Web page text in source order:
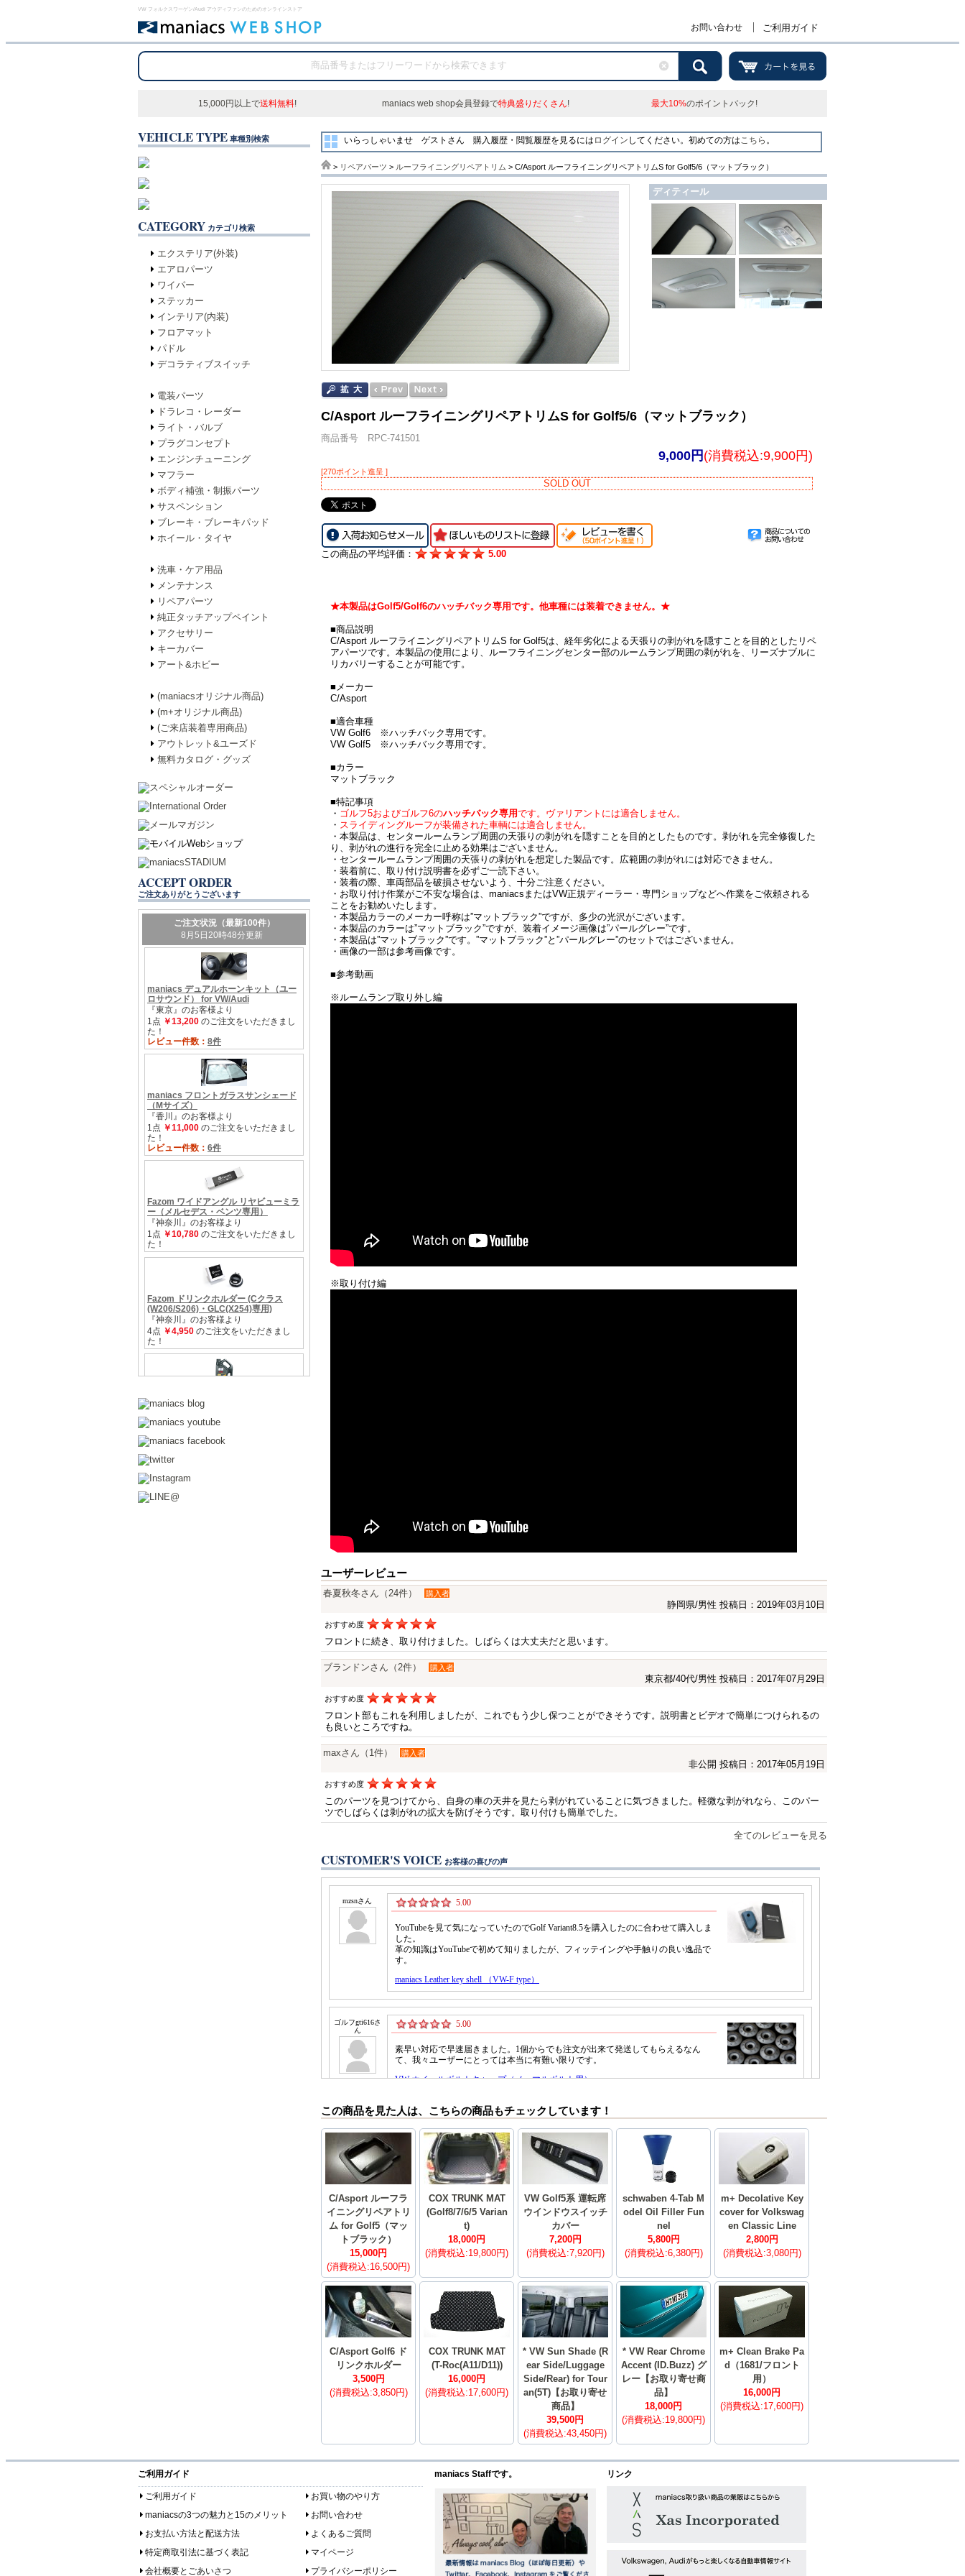
VW フォルクスワーゲン/Audi アウディファンのためのオンラインストア
お問い合わせ ご利用ガイド
15,000円以上で送料無料! maniacs web shop会員登録で特典盛りだくさん! 最大10%のポイントバック!
VEHICLE TYPE 車種別検索
CATEGORY カテゴリ検索
エクステリア(外装)
エアロパーツ
ワイパー
ステッカー
インテリア(内装)
フロアマット
パドル
デコラティブスイッチ
電装パーツ
ドラレコ・レーダー
ライト・バルブ
プラグコンセプト
エンジンチューニング
マフラー
ボディ補強・制振パーツ
サスペンション
ブレーキ・ブレーキパッド
ホイール・タイヤ
洗車・ケア用品
メンテナンス
リペアパーツ
純正タッチアップペイント
アクセサリー
キーカバー
アート&ホビー
(maniacsオリジナル商品)
(m+オリジナル商品)
(ご来店装着専用商品)
アウトレット&ユーズド
無料カタログ・グッズ
ACCEPT ORDER
ご注文ありがとうございます
いらっしゃいませ ゲストさん 購入履歴・閲覧履歴を見るには ログイン してください。初めての方はこちら 。
> リペアパーツ > ルーフライニングリペアトリム > C/Asport ルーフライニングリペアトリムS for Golf5/6（マットブラック）
C/Asport ルーフライニングリペアトリムS for Golf5/6（マットブラック）
商品番号 RPC-741501
9,000円 (消費税込:9,900円)
[270ポイント進呈 ]
SOLD OUT
この商品の平均評価： 5.00
ディティール
★本製品はGolf5/Golf6のハッチバック専用です。他車種には装着できません。★
■商品説明
C/Asport ルーフライニングリペアトリムS for Golf5は、経年劣化による天張りの剥がれを隠すことを目的としたリペ
アパーツです。本製品の使用により、ルーフライニングセンター部のルームランプ周囲の剥がれを、リーズナブルに
リカバリーすることが可能です。
■メーカー
C/Asport
■適合車種
VW Golf6 ※ハッチバック専用です。
VW Golf5 ※ハッチバック専用です。
■カラー
マットブラック
■特記事項
・ ゴルフ5およびゴルフ6のハッチバック専用です。ヴァリアントには適合しません。
・ スライディングルーフが装備された車輌には適合しません。
・本製品は、センタールームランプ周囲の天張りの剥がれを隠すことを目的としたものです。剥がれを完全修復した
り、剥がれの進行を完全に止める効果はございません。
・センタールームランプ周囲の天張りの剥がれを想定した製品です。広範囲の剥がれには対応できません。
・装着前に、取り付け説明書を必ずご一読下さい。
・装着の際、車両部品を破損させないよう、十分ご注意ください。
・お取り付け作業がご不安な場合は、maniacsまたはVW正規ディーラー・専門ショップなどへ作業をご依頼される
ことをお勧めいたします。
・本製品カラーのメーカー呼称は”マットブラック”ですが、多少の光沢がございます。
・本製品のカラーは”マットブラック”ですが、装着イメージ画像は”パールグレー”です。
・本製品は”マットブラック”です。”マットブラック”と”パールグレー”のセットではございません。
・画像の一部は参考画像です。
■参考動画
※ルームランプ取り外し編
※取り付け編
ユーザーレビュー
春夏秋冬さん（24件） 購入者
静岡県/男性 投稿日：2019年03月10日
おすすめ度
フロントに続き、取り付けました。しばらくは大丈夫だと思います。
ブランドンさん（2件） 購入者
東京都/40代/男性 投稿日：2017年07月29日
おすすめ度
フロント部もこれを利用しましたが、これでもう少し保つことができそうです。説明書とビデオで簡単につけられるの
も良いところですね。
maxさん（1件） 購入者
非公開 投稿日：2017年05月19日
おすすめ度
このパーツを見つけてから、自身の車の天井を見たら剥がれていることに気づきました。軽微な剥がれなら、このパー
ツでしばらくは剥がれの拡大を防げそうです。取り付けも簡単でした。
全てのレビューを見る
CUSTOMER'S VOICE お客様の喜びの声
この商品を見た人は、こちらの商品もチェックしています！
C/Asport ルーフラ
イニングリペアトリ
ム for Golf5（マッ
トブラック）
15,000円
(消費税込:16,500円)
COX TRUNK MAT
(Golf8/7/6/5 Varian
t)
18,000円
(消費税込:19,800円)
VW Golf5系 運転席
ウインドウスイッチ
カバー
7,200円
(消費税込:7,920円)
schwaben 4-Tab M
odel Oil Filler Fun
nel
5,800円
(消費税込:6,380円)
m+ Decolative Key
cover for Volkswag
en Classic Line
2,800円
(消費税込:3,080円)
C/Asport Golf6 ド
リンクホルダー
3,500円
(消費税込:3,850円)
COX TRUNK MAT
(T-Roc(A11/D11))
16,000円
(消費税込:17,600円)
* VW Sun Shade (R
ear Side/Luggage
Side/Rear) for Tour
an(5T)【お取り寄せ
商品】
39,500円
(消費税込:43,450円)
* VW Rear Chrome
Accent (ID.Buzz) グ
レー【お取り寄せ商
品】
18,000円
(消費税込:19,800円)
m+ Clean Brake Pa
d（1681/フロント
用）
16,000円
(消費税込:17,600円)
ご利用ガイド
ご利用ガイド
お買い物のやり方
maniacsの3つの魅力と15のメリット
お問い合わせ
お支払い方法と配送方法
よくあるご質問
特定商取引法に基づく表記
マイページ
会社概要とごあいさつ
プライバシーポリシー
maniacs Staffです。 リンク